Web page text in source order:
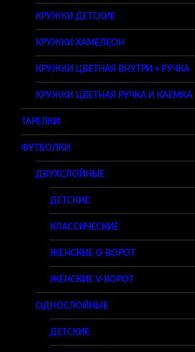
КРУЖКИ ДЕТСКИЕ
КРУЖКИ ХАМЕЛЕОН
КРУЖКИ ЦВЕТНАЯ ВНУТРИ + РУЧКА
КРУЖКИ ЦВЕТНАЯ РУЧКА И КАЕМКА
ТАРЕЛКИ
ФУТБОЛКИ
ДВУХСЛОЙНЫЕ
ДЕТСКИЕ
КЛАССИЧЕСКИЕ
ЖЕНСКИЕ O-ВОРОТ
ЖЕНСКИЕ V-ВОРОТ
ОДНОСЛОЙНЫЕ
ДЕТСКИЕ